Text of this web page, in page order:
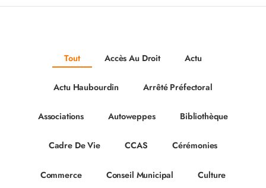
Tout Accès Au Droit Actu
Actu Haubourdin Arrêté Préfectoral
Associations Autoweppes Bibliothèque
Cadre De Vie CCAS Cérémonies
Commerce Conseil Municipal Culture